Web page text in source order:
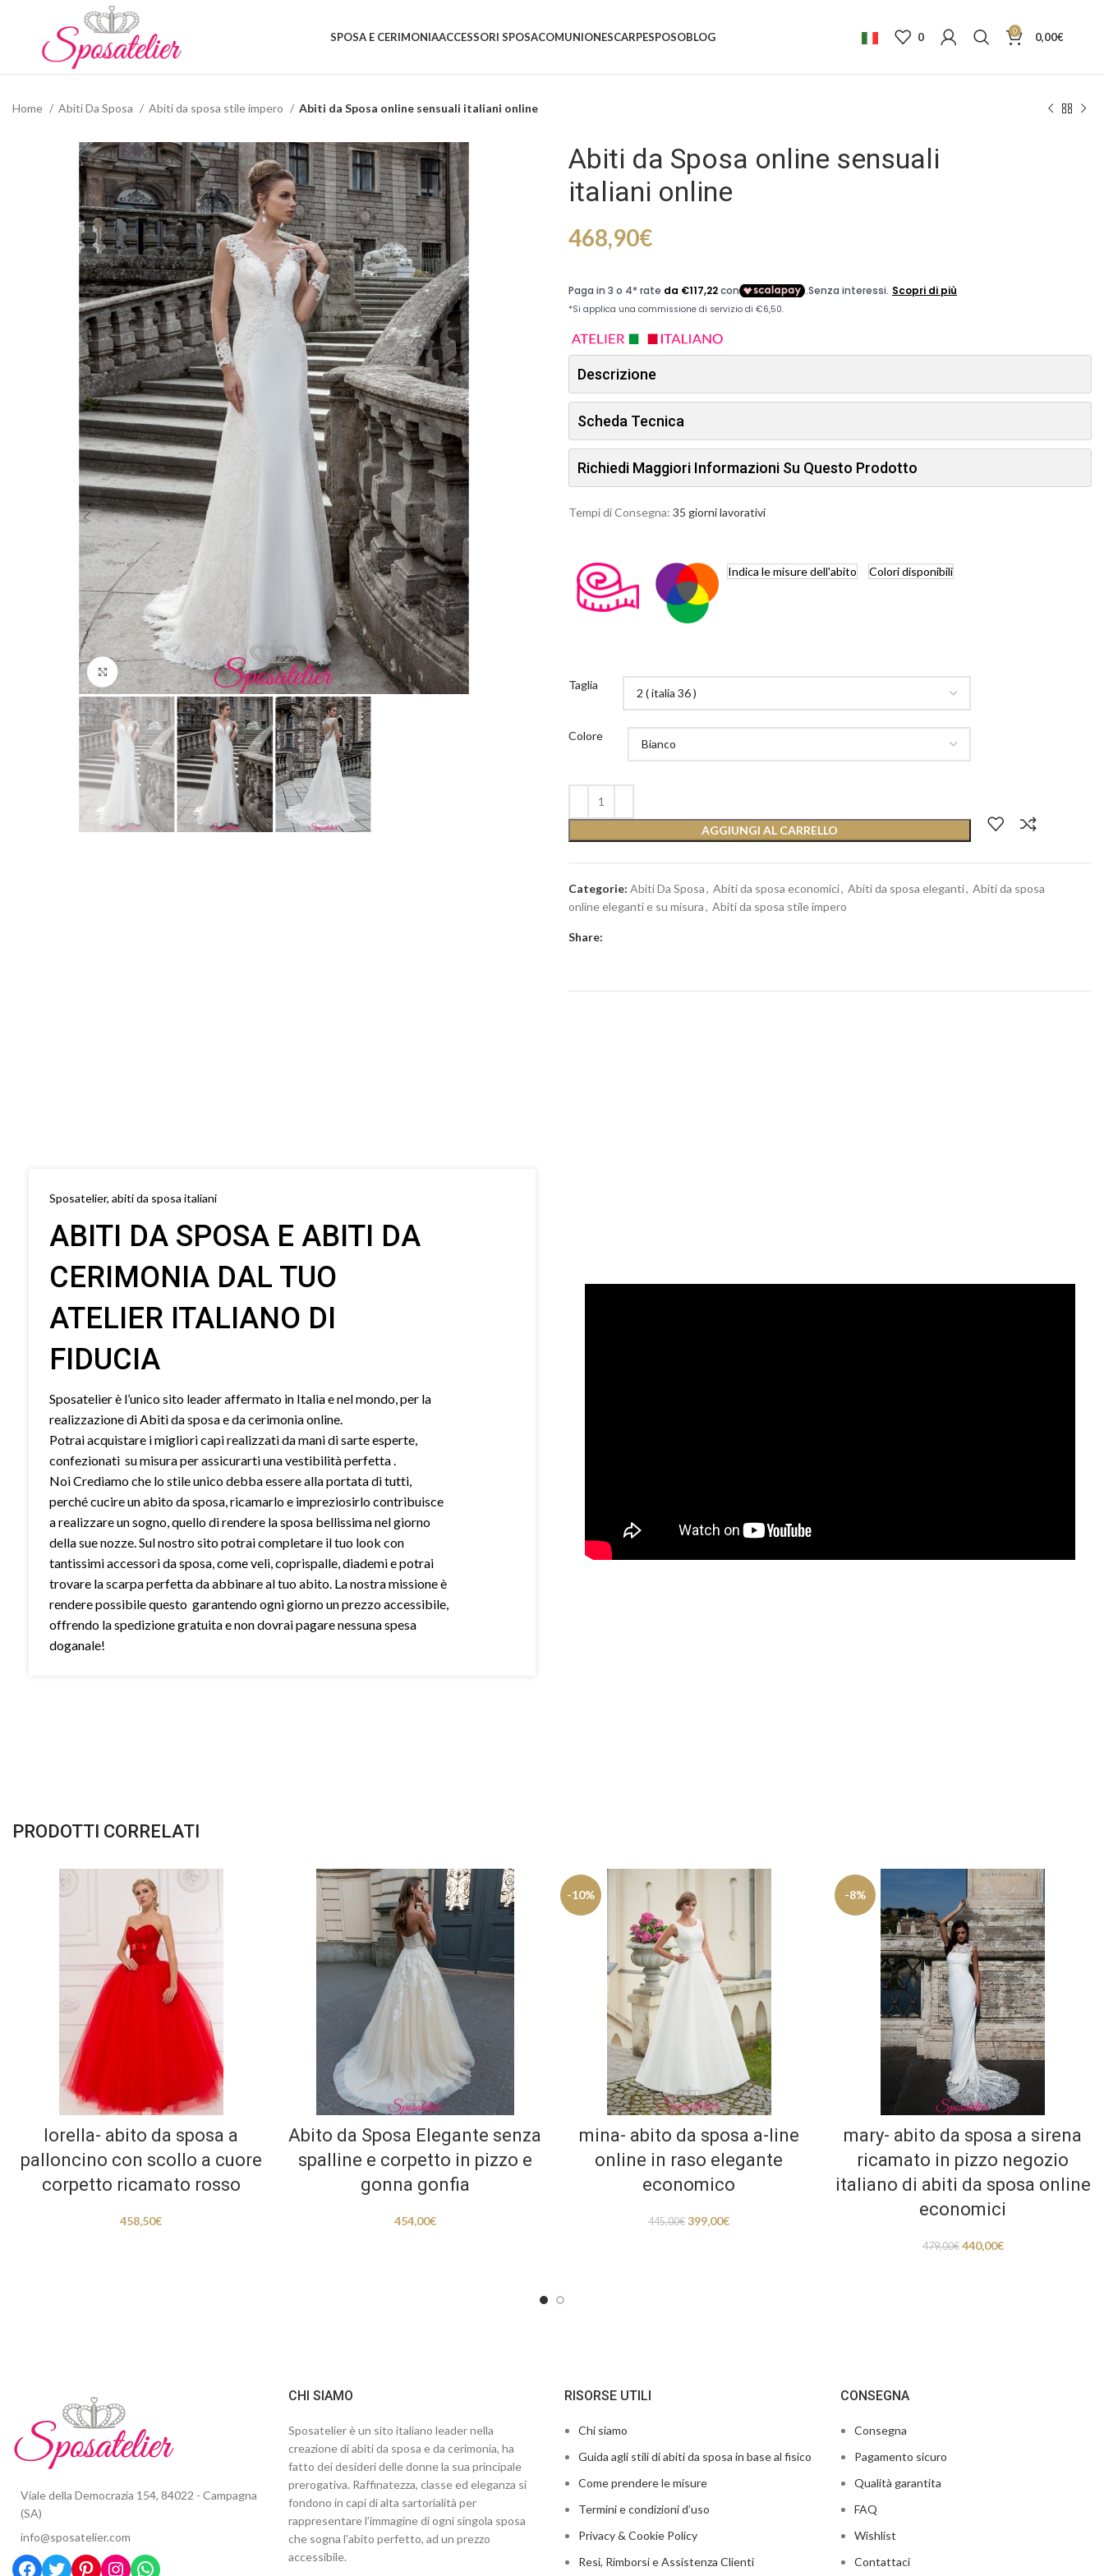
SPOSA E CERIMONIAACCESSORI SPOSACOMUNIONESCARPESPOSOBLOG 0 0 0,00€
Home Abiti Da Sposa Abiti da sposa stile impero Abiti da Sposa online sensuali italiani online
Click to enlarge
Abiti da Sposa online sensuali
italiani online
468,90€
Descrizione
Scheda Tecnica
Richiedi Maggiori Informazioni Su Questo Prodotto
Tempi di Consegna: 35 giorni lavorativi
Indica le misure dell'abito Coloridisponibili
Taglia
Colore
AGGIUNGI AL CARRELLO
Categorie: Abiti Da Sposa, Abiti da sposa economici, Abiti da sposa eleganti, Abiti da sposa
online eleganti e su misura, Abiti da sposa stile impero
Share:
Sposatelier, abiti da sposa italiani
ABITI DA SPOSA E ABITI DA
CERIMONIA DAL TUO
ATELIER ITALIANO DI
FIDUCIA
Sposatelier è l’unico sito leader affermato in Italia e nel mondo, per la
realizzazione di Abiti da sposa e da cerimonia online.
Potrai acquistare i migliori capi realizzati da mani di sarte esperte,
confezionati su misura per assicurarti una vestibilità perfetta .
Noi Crediamo che lo stile unico debba essere alla portata di tutti,
perché cucire un abito da sposa, ricamarlo e impreziosirlo contribuisce
a realizzare un sogno, quello di rendere la sposa bellissima nel giorno
della sue nozze. Sul nostro sito potrai completare il tuo look con
tantissimi accessori da sposa, come veli, coprispalle, diademi e potrai
trovare la scarpa perfetta da abbinare al tuo abito. La nostra missione è
rendere possibile questo garantendo ogni giorno un prezzo accessibile,
offrendo la spedizione gratuita e non dovrai pagare nessuna spesa
doganale!
PRODOTTI CORRELATI
lorella- abito da sposa a
palloncino con scollo a cuore
corpetto ricamato rosso
458,50€
Abito da Sposa Elegante senza
spalline e corpetto in pizzo e
gonna gonfia
454,00€
-10%
mina- abito da sposa a-line
online in raso elegante
economico
445,00€ 399,00€
-8%
mary- abito da sposa a sirena
ricamato in pizzo negozio
italiano di abiti da sposa online
economici
479,00€ 440,00€
Viale della Democrazia 154, 84022 - Campagna
(SA)
info@sposatelier.com
CHI SIAMO
Sposatelier è un sito italiano leader nella
creazione di abiti da sposa e da cerimonia, ha
fatto dei desideri delle donne la sua principale
prerogativa. Raffinatezza, classe ed eleganza si
fondono in capi di alta sartorialità per
rappresentare l’immagine di ogni singola sposa
che sogna l'abito perfetto, ad un prezzo
accessibile.
RISORSE UTILI
Chi siamo
Guida agli stili di abiti da sposa in base al fisico
Come prendere le misure
Termini e condizioni d’uso
Privacy & Cookie Policy
Resi, Rimborsi e Assistenza Clienti
CONSEGNA
Consegna
Pagamento sicuro
Qualità garantita
FAQ
Wishlist
Contattaci